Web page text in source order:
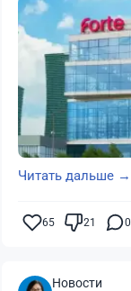
Читать дальше →
65 21 0
Новости